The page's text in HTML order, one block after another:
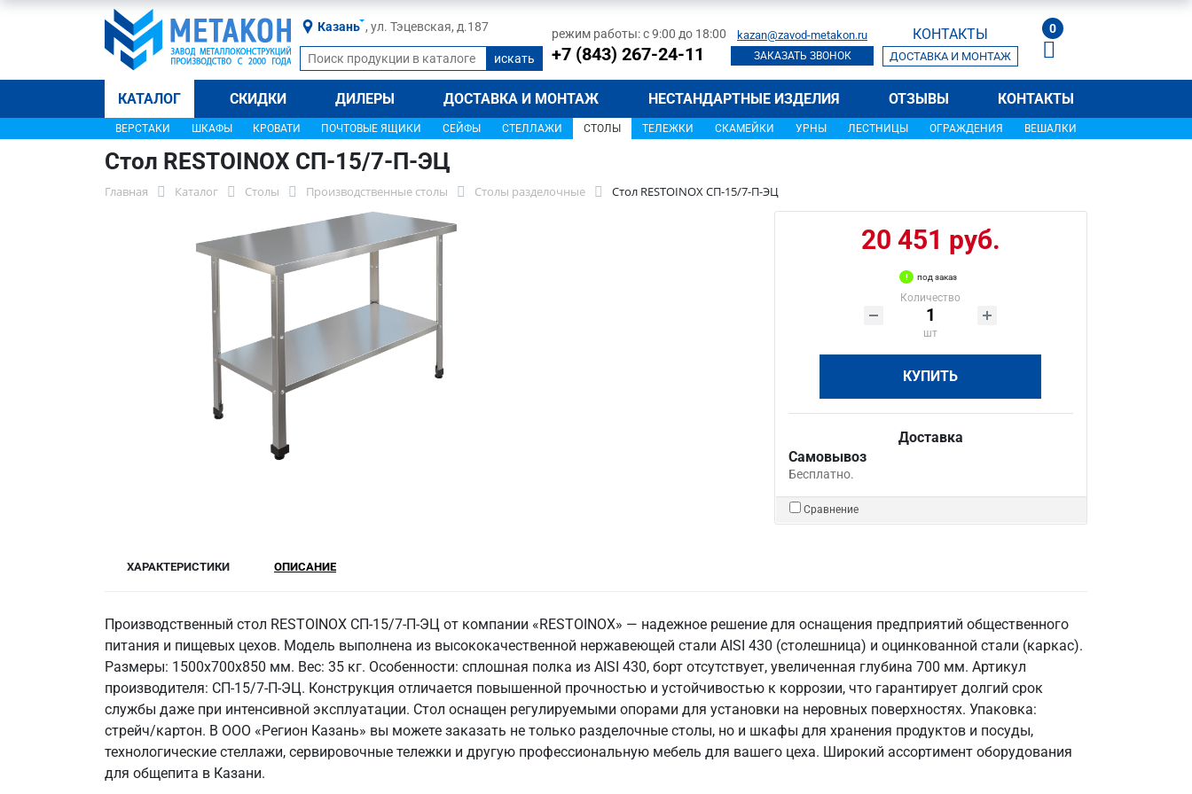
Казань , ул. Тэцевская, д.187 режим работы: с 9:00 до 18:00
+7 (843) 267-24-11
kazan@zavod-metakon.ru
ЗАКАЗАТЬ ЗВОНОК
КОНТАКТЫ
ДОСТАВКА И МОНТАЖ
0
КАТАЛОГ СКИДКИ ДИЛЕРЫ ДОСТАВКА И МОНТАЖ НЕСТАНДАРТНЫЕ ИЗДЕЛИЯ ОТЗЫВЫ КОНТАКТЫ
ВЕРСТАКИ ШКАФЫ КРОВАТИ ПОЧТОВЫЕ ЯЩИКИ СЕЙФЫ СТЕЛЛАЖИ СТОЛЫ ТЕЛЕЖКИ СКАМЕЙКИ УРНЫ ЛЕСТНИЦЫ ОГРАЖДЕНИЯ ВЕШАЛКИ
Стол RESTOINOX СП-15/7-П-ЭЦ
Главная Каталог Столы Производственные столы Столы разделочные Стол RESTOINOX СП-15/7-П-ЭЦ
20 451 руб.
под заказ
Количество
шт
КУПИТЬ
Доставка
Самовывоз
Бесплатно.
Сравнение
ХАРАКТЕРИСТИКИ ОПИСАНИЕ
Производственный стол RESTOINOX СП-15/7-П-ЭЦ от компании «RESTOINOX» — надежное решение для оснащения предприятий общественного
питания и пищевых цехов. Модель выполнена из высококачественной нержавеющей стали AISI 430 (столешница) и оцинкованной стали (каркас).
Размеры: 1500x700x850 мм. Вес: 35 кг. Особенности: сплошная полка из AISI 430, борт отсутствует, увеличенная глубина 700 мм. Артикул
производителя: СП-15/7-П-ЭЦ. Конструкция отличается повышенной прочностью и устойчивостью к коррозии, что гарантирует долгий срок
службы даже при интенсивной эксплуатации. Стол оснащен регулируемыми опорами для установки на неровных поверхностях. Упаковка:
стрейч/картон. В ООО «Регион Казань» вы можете заказать не только разделочные столы, но и шкафы для хранения продуктов и посуды,
технологические стеллажи, сервировочные тележки и другую профессиональную мебель для вашего цеха. Широкий ассортимент оборудования
для общепита в Казани.